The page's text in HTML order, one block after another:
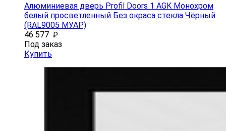
Алюминиевая дверь Profil Doors 1 AGK Монохром
белый просветленный Без окраса стекла Чёрный
(RAL9005 МУАР)
46 577 ₽
Под заказ
Купить